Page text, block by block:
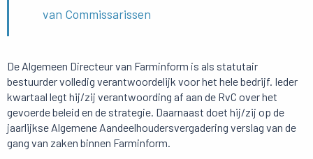
van Commissarissen
De Algemeen Directeur van Farminform is als statutair
bestuurder volledig verantwoordelijk voor het hele bedrijf. Ieder
kwartaal legt hij/zij verantwoording af aan de RvC over het
gevoerde beleid en de strategie. Daarnaast doet hij/zij op de
jaarlijkse Algemene Aandeelhoudersvergadering verslag van de
gang van zaken binnen Farminform.